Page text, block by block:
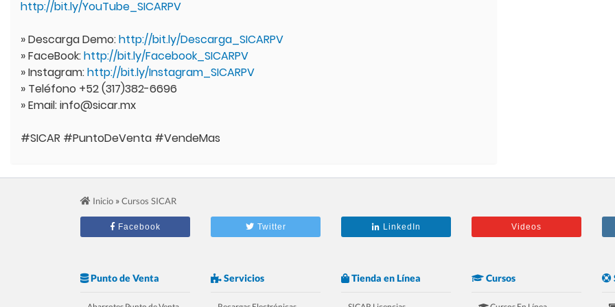
http://bit.ly/YouTube_SICARPV
» Descarga Demo:http://bit.ly/Descarga_SICARPV
» FaceBook:http://bit.ly/Facebook_SICARPV
» Instagram:http://bit.ly/Instagram_SICARPV
» Teléfono +52 (317)382-6696
» Email: info@sicar.mx
#SICAR #PuntoDeVenta #VendeMas
Inicio »Cursos SICAR
Facebook Twitter LinkedIn Videos
Punto de Venta Servicios Tienda en Línea Cursos